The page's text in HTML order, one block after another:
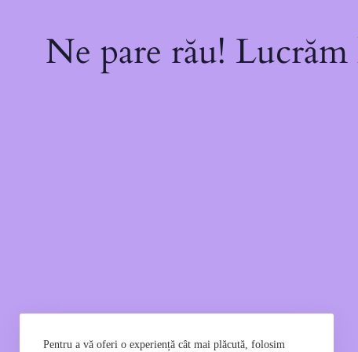
Pentru a vă oferi o experiență cât mai plăcută, folosim
Ne pare rău!